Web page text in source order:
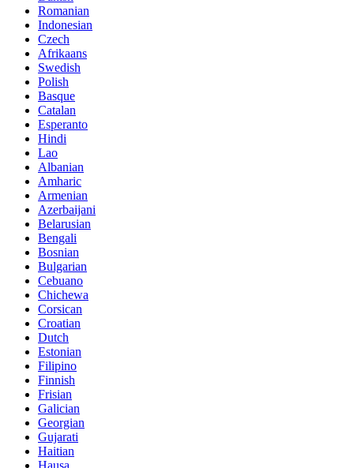
Romanian
Indonesian
Czech
Afrikaans
Swedish
Polish
Basque
Catalan
Esperanto
Hindi
Lao
Albanian
Amharic
Armenian
Azerbaijani
Belarusian
Bengali
Bosnian
Bulgarian
Cebuano
Chichewa
Corsican
Croatian
Dutch
Estonian
Filipino
Finnish
Frisian
Galician
Georgian
Gujarati
Haitian
Hausa